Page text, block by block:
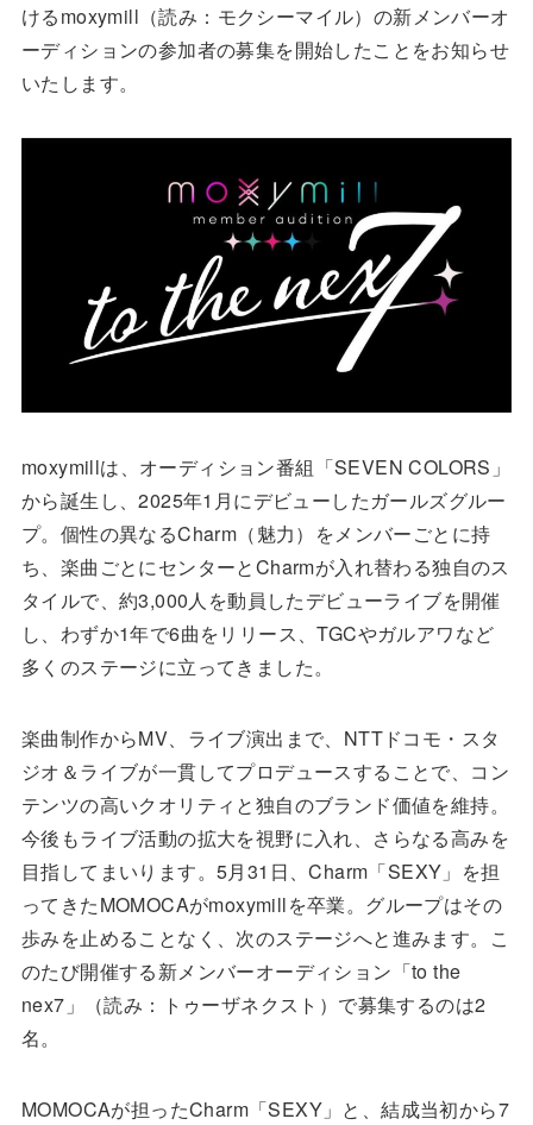
けるmoxymill（読み：モクシーマイル）の新メンバーオ
ーディションの参加者の募集を開始したことをお知らせ
いたします。
moxymillは、オーディション番組「SEVEN COLORS」
から誕生し、2025年1月にデビューしたガールズグルー
プ。個性の異なるCharm（魅力）をメンバーごとに持
ち、楽曲ごとにセンターとCharmが入れ替わる独自のス
タイルで、約3,000人を動員したデビューライブを開催
し、わずか1年で6曲をリリース、TGCやガルアワなど
多くのステージに立ってきました。
楽曲制作からMV、ライブ演出まで、NTTドコモ・スタ
ジオ＆ライブが一貫してプロデュースすることで、コン
テンツの高いクオリティと独自のブランド価値を維持。
今後もライブ活動の拡大を視野に入れ、さらなる高みを
目指してまいります。5月31日、Charm「SEXY」を担
ってきたMOMOCAがmoxymillを卒業。グループはその
歩みを止めることなく、次のステージへと進みます。こ
のたび開催する新メンバーオーディション「to the
nex7」（読み：トゥーザネクスト）で募集するのは2
名。
MOMOCAが担ったCharm「SEXY」と、結成当初から7